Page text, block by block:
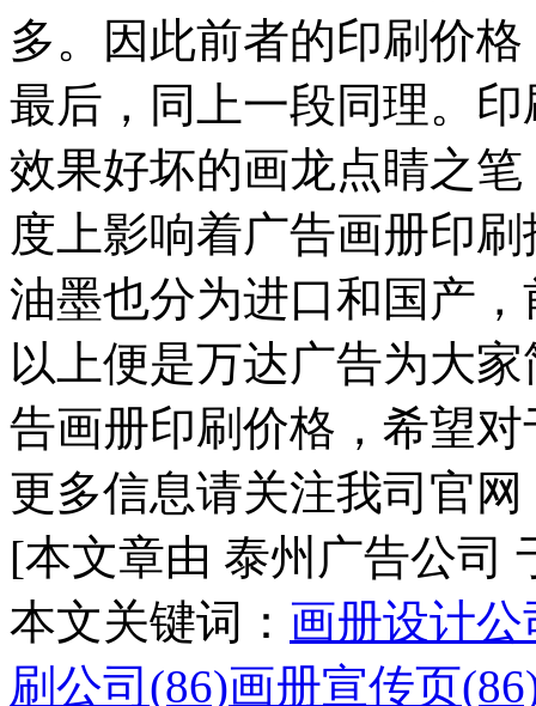
多。因此前者的印刷价
最后，同上一段同理。
效果好坏的画龙点睛之
度上影响着广告画册印
油墨也分为进口和国产
以上便是万达广告为大
告画册印刷价格，希望
更多信息请关注我司官网
[本文章由 泰州广告公司
本文关键词： 画册设计公
刷公司(86)画册宣传页